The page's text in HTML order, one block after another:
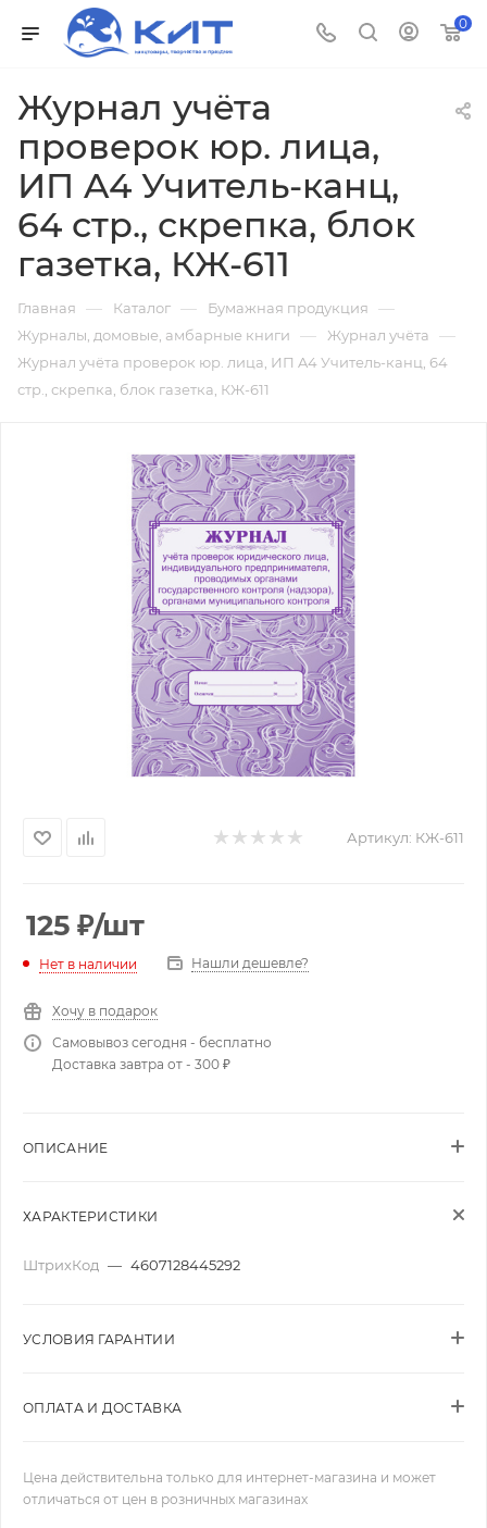
0
Журнал учёта
проверок юр. лица,
ИП A4 Учитель-канц,
64 стр., скрепка, блок
газетка, КЖ-611
Главная — Каталог — Бумажная продукция —
Журналы, домовые, амбарные книги — Журнал учёта —
Журнал учёта проверок юр. лица, ИП A4 Учитель-канц, 64
стр., скрепка, блок газетка, КЖ-611
Артикул: КЖ-611
125 ₽/шт
Нет в наличии Нашли дешевле?
Хочу в подарок
Самовывоз сегодня - бесплатно
Доставка завтра от - 300 ₽
ОПИСАНИЕ
ХАРАКТЕРИСТИКИ
ШтрихКод — 4607128445292
УСЛОВИЯ ГАРАНТИИ
ОПЛАТА И ДОСТАВКА
Цена действительна только для интернет-магазина и может
отличаться от цен в розничных магазинах